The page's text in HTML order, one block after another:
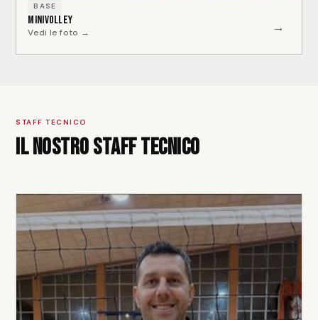
BASE
Minivolley
Vedi le foto → →
STAFF TECNICO
Il nostro staff tecnico